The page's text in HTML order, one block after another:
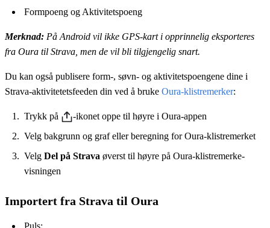
Formpoeng og Aktivitetspoeng
Merknad: På Android vil ikke GPS-kart i opprinnelig eksporteres
fra Oura til Strava, men de vil bli tilgjengelig snart.
Du kan også publisere form-, søvn- og aktivitetspoengene dine i
Strava-aktivitetetsfeeden din ved å bruke Oura-klistremerker:
Trykk på
-ikonet oppe til høyre i Oura-appen
Velg bakgrunn og graf eller beregning for Oura-klistremerket
Velg Del på Strava øverst til høyre på Oura-klistremerke-
visningen
Importert fra Strava til Oura
Puls: